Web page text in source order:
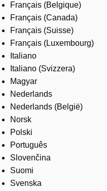
Français (Belgique)
Français (Canada)
Français (Suisse)
Français (Luxembourg)
Italiano
Italiano (Svizzera)
Magyar
Nederlands
Nederlands (België)
Norsk
Polski
Português
Slovenčina
Suomi
Svenska